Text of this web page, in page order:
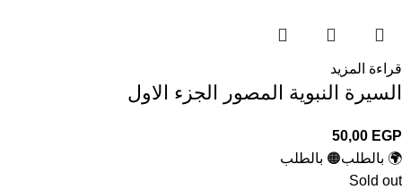
قراءة المزيد
السيرة النبوية المصور الجزء الاول
50,00 EGP
🌍 بالطلب🟠 بالطلب
Sold out